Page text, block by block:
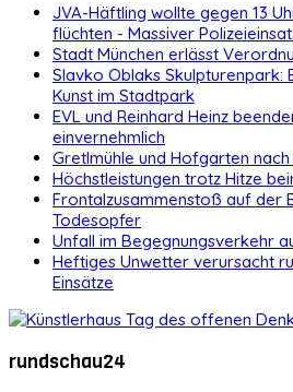
JVA-Häftling wollte gegen 13
flüchten - Massiver
Stadt München erlässt
Slavko Oblaks Skulpturenpark:
Kunst im Stadtpark
EVL und Reinhard Heinz
einvernehmlich
Gretlmühle und Hofgarten
Höchstleistungen trotz Hitze
Frontalzusammenstoß auf der
Todesopfer
Unfall im Begegnungsverkehr
Heftiges Unwetter verursacht
Einsätze
rundschau24